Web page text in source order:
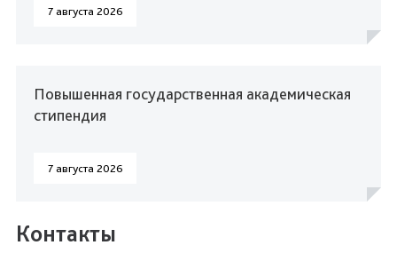
7 августа 2026
Повышенная государственная академическая
стипендия
7 августа 2026
Контакты